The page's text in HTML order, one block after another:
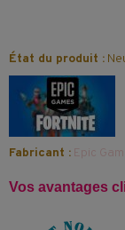
État du produit :
Fabricant : Epic
Vos avantages